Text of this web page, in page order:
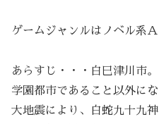
ゲームジャンルはノベル系
あらすじ・・・白巳津川市。
学園都市であること以外に
大地震により、白蛇九十九